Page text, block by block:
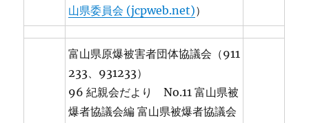
山県委員会 (jcpweb.net)）
富山県原爆被害者団体協議会（911
233、931233）
96 紀親会だより No.11 富山県被
爆者協議会編 富山県被爆者協議会